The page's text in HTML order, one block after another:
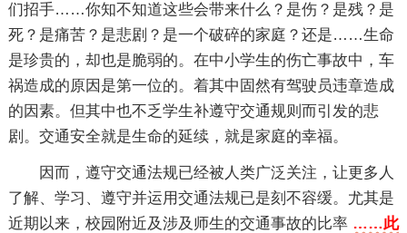
们招手……你知不知道这些会带来什么？是伤？是残？是
死？是痛苦？是悲剧？是一个破碎的家庭？还是……生命
是珍贵的，却也是脆弱的。在中小学生的伤亡事故中，车
祸造成的原因是第一位的。着其中固然有驾驶员违章造成
的因素。但其中也不乏学生补遵守交通规则而引发的悲
剧。交通安全就是生命的延续，就是家庭的幸福。
因而，遵守交通法规已经被人类广泛关注，让更多人
了解、学习、遵守并运用交通法规已是刻不容缓。尤其是
近期以来，校园附近及涉及师生的交通事故的比率 ……此